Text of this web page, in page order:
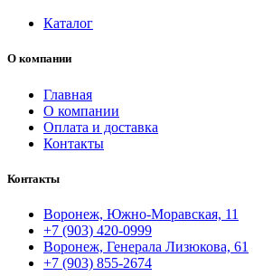
Каталог
О компании
Главная
О компании
Оплата и доставка
Контакты
Контакты
Воронеж, Южно-Моравская, 11
+7 (903) 420-0999
Воронеж, Генерала Лизюкова, 61
+7 (903) 855-2674